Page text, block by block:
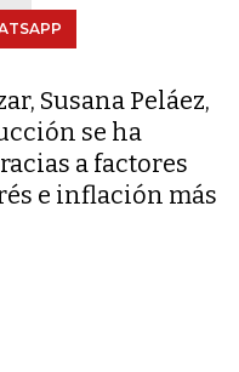
Susana Peláez,
se ha
a factores
e inflación más